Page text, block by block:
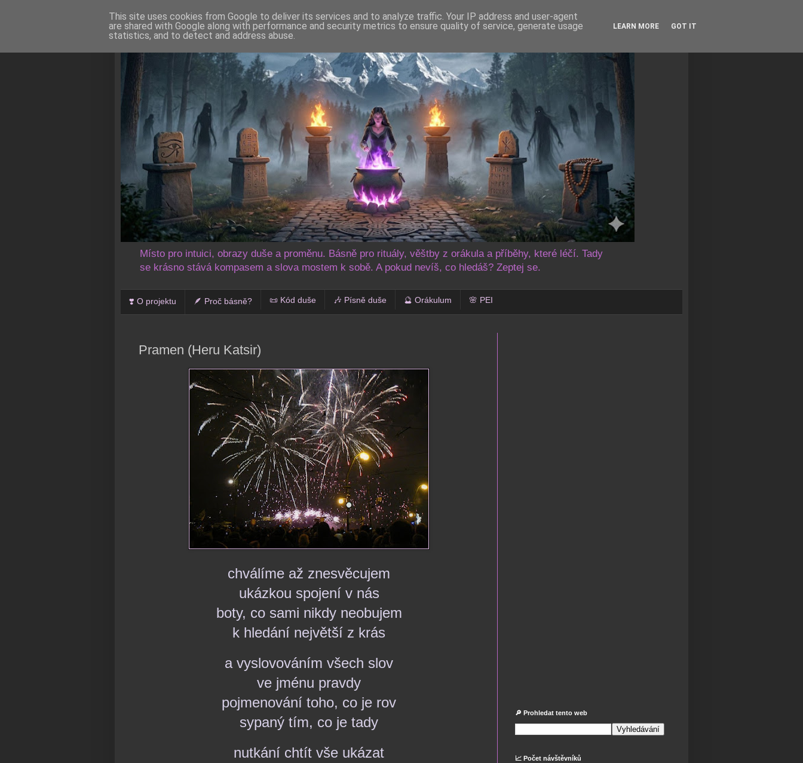
Místo pro intuici, obrazy duše a proměnu. Básně pro rituály, věštby z orákula a příběhy, které léčí. Tady
se krásno stává kompasem a slova mostem k sobě. A pokud nevíš, co hledáš? Zeptej se.
❣️ O projektu 🪶 Proč básně? 📜 Kód duše 🎶 Písně duše 🔮 Orákulum 🌸 PEI
Pramen (Heru Katsir)
chválíme až znesvěcujem
ukázkou spojení v nás
boty, co sami nikdy neobujem
k hledání největší z krás
a vyslovováním všech slov
ve jménu pravdy
pojmenování toho, co je rov
sypaný tím, co je tady
nutkání chtít vše ukázat
🔎 Prohledat tento web
📈 Počet návštěvníků
This site uses cookies from Google to deliver its services and to analyze traffic. Your IP address and user-agent
are shared with Google along with performance and security metrics to ensure quality of service, generate usage
statistics, and to detect and address abuse.
LEARN MORE GOT IT